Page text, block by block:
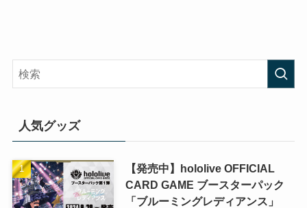
人気グッズ
【発売中】hololive OFFICIAL
CARD GAME ブースターパック
「ブルーミングレディアンス」